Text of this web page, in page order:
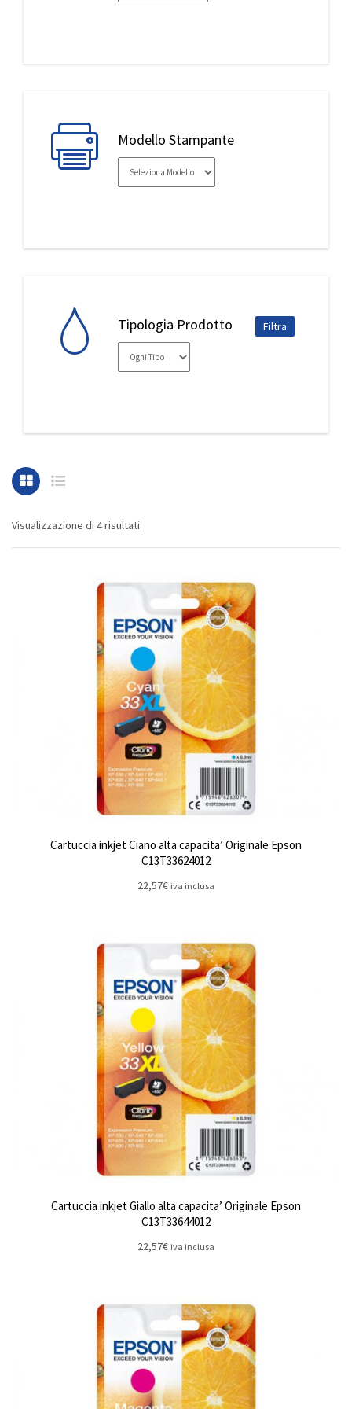
Modello Stampante
Tipologia Prodotto
Visualizzazione di 4 risultati
Cartuccia inkjet Ciano alta capacita’ Originale Epson
C13T33624012
22,57€ iva inclusa
Cartuccia inkjet Giallo alta capacita’ Originale Epson
C13T33644012
22,57€ iva inclusa